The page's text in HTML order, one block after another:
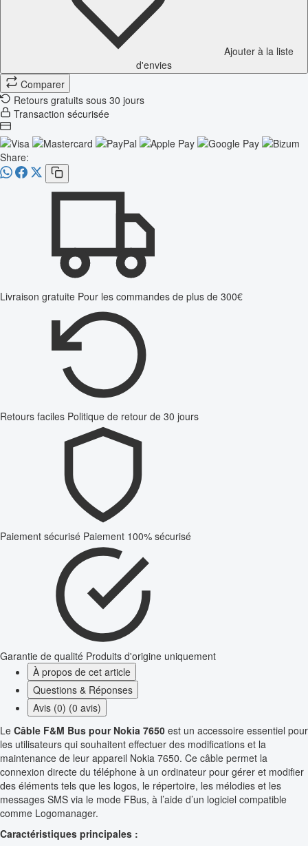
Ajouter à la liste
d'envies
Comparer
Retours gratuits sous 30 jours
Transaction sécurisée
Share:
Livraison gratuite Pour les commandes de plus de 300€
Retours faciles Politique de retour de 30 jours
Paiement sécurisé Paiement 100% sécurisé
Garantie de qualité Produits d'origine uniquement
À propos de cet article
Questions & Réponses
Avis (0) (0 avis)
Le Câble F&M Bus pour Nokia 7650 est un accessoire essentiel pour
les utilisateurs qui souhaitent effectuer des modifications et la
maintenance de leur appareil Nokia 7650. Ce câble permet la
connexion directe du téléphone à un ordinateur pour gérer et modifier
des éléments tels que les logos, le répertoire, les mélodies et les
messages SMS via le mode FBus, à l’aide d’un logiciel compatible
comme Logomanager.
Caractéristiques principales :